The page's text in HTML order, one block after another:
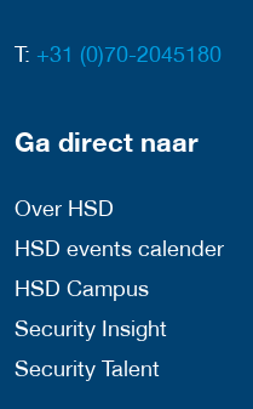
T: +31 (0)70-2045180
Ga direct naar
Over HSD
HSD events calender
HSD Campus
Security Insight
Security Talent